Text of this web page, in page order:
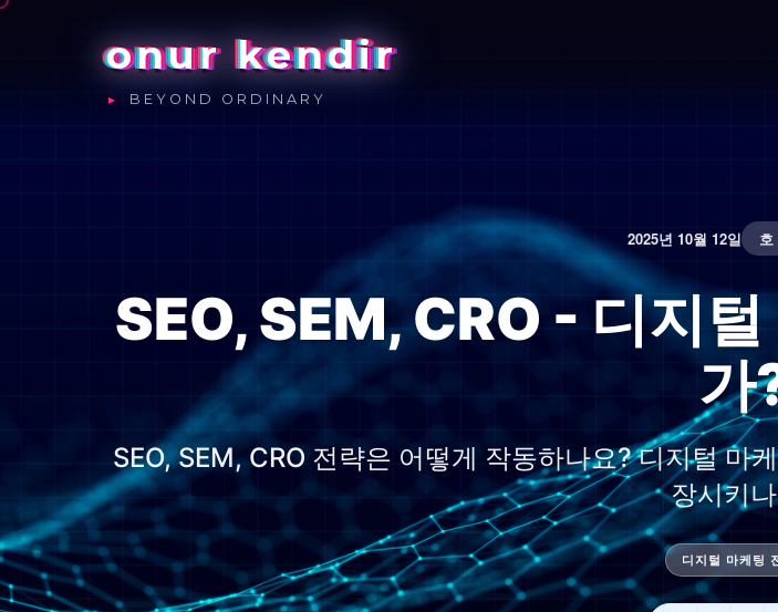
onur kendir
BEYOND ORDINARY
2025년 10월 12일 호
SEO, SEM, CRO - 디지
가
SEO, SEM, CRO 전략은 어떻게 작동하나요? 디지털 마
장시키
디지털 마케팅